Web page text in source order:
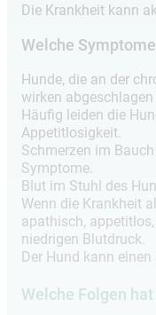
Die Krankheit kann
Welche
Hunde, die an der
wirken
Häufig leiden die
Appetitlosigkeit.
Schmerzen im
Symptome.
Blut im Stuhl des
Wenn die Krankheit
apathisch,
niedrigen Blutdruck.
Der Hund kann
Welche Folgen